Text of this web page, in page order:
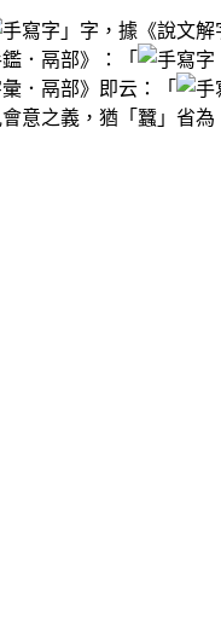
」字，據《說文
．鬲部》：「
．鬲部》即云：「
意之義，猶「蠶」省